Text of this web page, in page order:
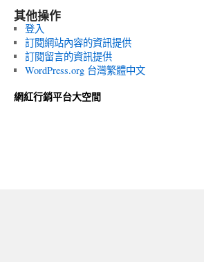
其他操作
登入
訂閱網站內容的資訊提供
訂閱留言的資訊提供
WordPress.org 台灣繁體中文
網紅行銷平台大空間